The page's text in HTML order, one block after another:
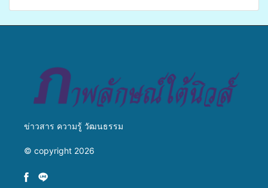
ข่าวสาร ความรู้ วัฒนธรรม
© copyright 2026